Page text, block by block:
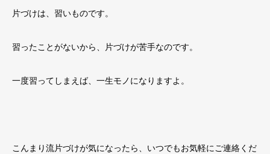
片づけは、習いものです。
習ったことがないから、片づけが苦手なのです。
一度習ってしまえば、一生モノになりますよ。
こんまり流片づけが気になったら、いつでもお気軽にご連絡くだ